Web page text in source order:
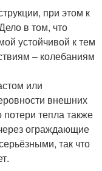
при этом к
в том, что
устойчивой к тем
– колебаниям
или
внешних
потери тепла также
ограждающие
так что